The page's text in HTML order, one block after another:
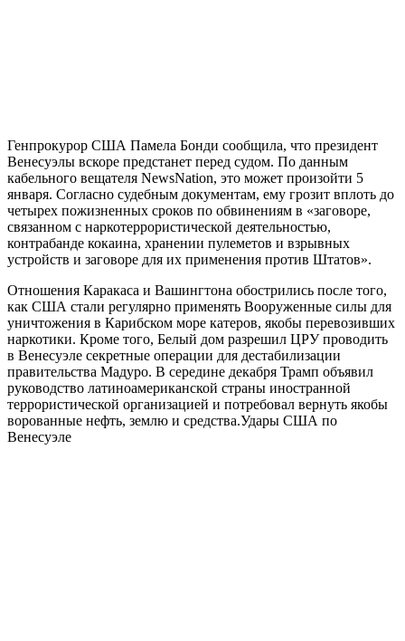
Генпрокурор США Памела Бонди сообщила, что президент
Венесуэлы вскоре предстанет перед судом. По данным
кабельного вещателя NewsNation, это может произойти 5
января. Согласно судебным документам, ему грозит вплоть до
четырех пожизненных сроков по обвинениям в «заговоре,
связанном с наркотеррористической деятельностью,
контрабанде кокаина, хранении пулеметов и взрывных
устройств и заговоре для их применения против Штатов».
Отношения Каракаса и Вашингтона обострились после того,
как США стали регулярно применять Вооруженные силы для
уничтожения в Карибском море катеров, якобы перевозивших
наркотики. Кроме того, Белый дом разрешил ЦРУ проводить
в Венесуэле секретные операции для дестабилизации
правительства Мадуро. В середине декабря Трамп объявил
руководство латиноамериканской страны иностранной
террористической организацией и потребовал вернуть якобы
ворованные нефть, землю и средства.Удары США по
Венесуэле